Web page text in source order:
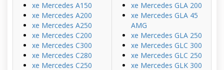
xe Mercedes A150
xe Mercedes A200
xe Mercedes A250
xe Mercedes C200
xe Mercedes C300
xe Mercedes C280
xe Mercedes C250
xe Mercedes GLA 200
xe Mercedes GLA 45
AMG
xe Mercedes GLA 250
xe Mercedes GLC 300
xe Mercedes GLC 250
xe Mercedes GLK 300